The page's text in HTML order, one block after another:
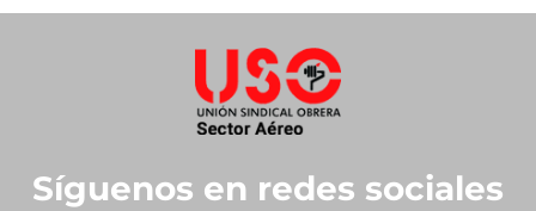
Síguenos en redes sociales